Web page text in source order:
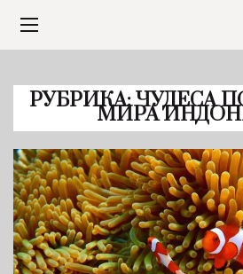
РУБРИКА:ЧУДЕСА
МИРА